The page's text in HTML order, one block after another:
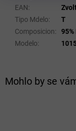
Mohlo by se
EAN:
Tipo Mdelo:
T
Composicion:
95%
Modelo: